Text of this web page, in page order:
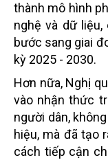
thành mô hình
nghệ và dữ
bước sang giai
kỳ 2025 - 2030.
Hơn nữa, Nghị
vào nhận thức
người dân,
hiệu, mà đã tạo
cách tiếp cận